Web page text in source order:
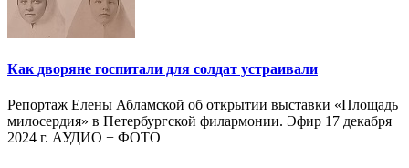
Как дворяне госпитали для солдат устраивали
Репортаж Елены Абламской об открытии выставки «Площадь
милосердия» в Петербургской филармонии. Эфир 17 декабря
2024 г. АУДИО + ФОТО